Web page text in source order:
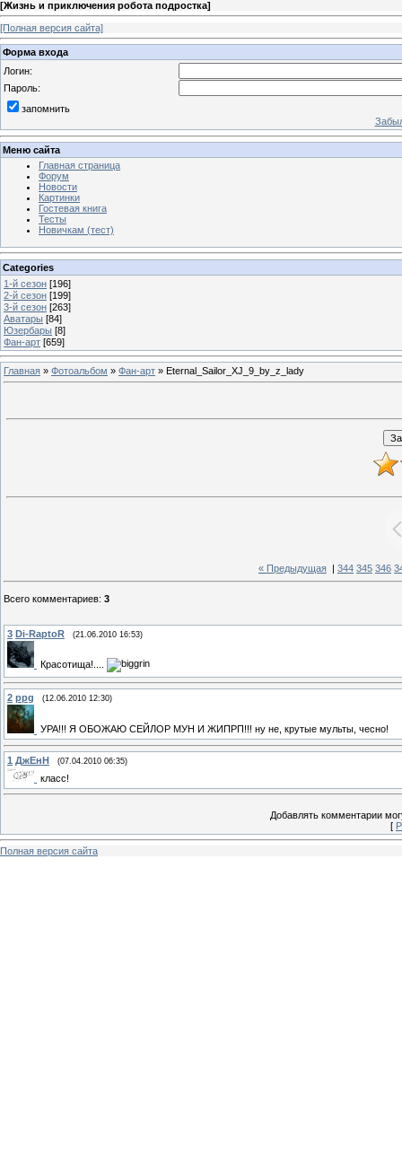
[Жизнь и приключения робота подростка]
[Полная версия сайта]
Форма входа
Логин:
Пароль:
запомнить
Меню сайта
Главная страница
Форум
Новости
Картинки
Гостевая книга
Тесты
Новичкам (тест)
Categories
1-й сезон [196]
2-й сезон [199]
3-й сезон [263]
Аватары [84]
Юзербары [8]
Фан-арт [659]
Главная » Фотоальбом » Фан-арт » Eternal_Sailor_XJ_9_by_z_lady
« Предыдущая | 344 345 346
Всего комментариев: 3
3 Di-RaptoR (21.06.2010 16:53)
Красотища!....
2 ppg (12.06.2010 12:30)
УРА!!! Я ОБОЖАЮ СЕЙЛОР МУН И ЖИПРП!!! ну не, крутые мульты, чесно!
1 ДжЕнН (07.04.2010 06:35)
класс!
Добавлять комментарии
[
Полная версия сайта